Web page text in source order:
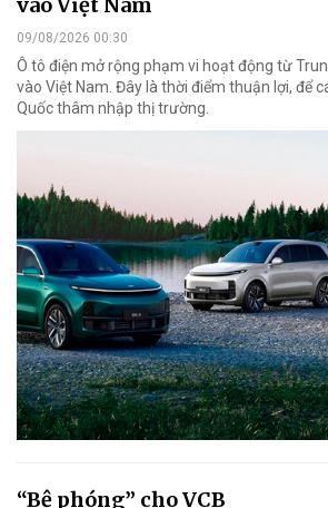
09/08/2026 00:30
Ô tô điện mở rộng phạm vi hoạt động từ
vào Việt Nam. Đây là thời điểm thuận lợi, để
Quốc thâm nhập thị trường.
“Bệ phóng” cho VCB